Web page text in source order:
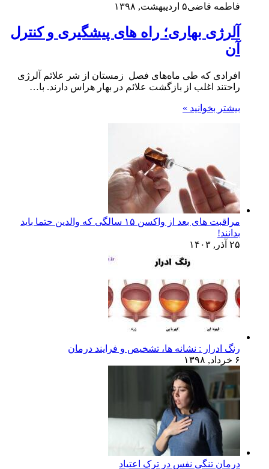
فاطمه قاضی۵ اردیبهشت, ۱۳۹۸
آلرژی بهاری؛ راه های پیشگیری و کنترل
آن
افرادی که طی ماه‌های فصل زمستان از شر علائم آلرژی
راحتند اغلب از بازگشت علائم در بهار هراس دارند. با…
بیشتر بخوانید »
مراقبت های بعد از واکسن ۱۵ سالگی که والدین حتما باید
بدانند!
۲۵ آذر, ۱۴۰۳
رنگ ادرار : نشانه ها، تشخیص و فرایند درمان
۶ خرداد, ۱۳۹۸
درمان تنگی نفس در ترک اعتیاد